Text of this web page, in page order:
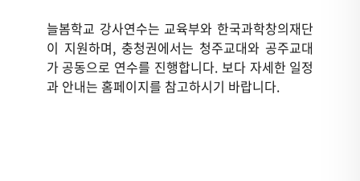
늘봄학교 강사연수는 교육부와 한국과학창의재단
이 지원하며, 충청권에서는 청주교대와 공주교대
가 공동으로 연수를 진행합니다. 보다 자세한 일정
과 안내는 홈페이지를 참고하시기 바랍니다.